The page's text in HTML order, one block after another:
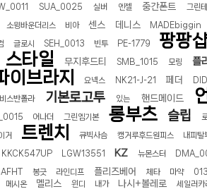
SUA_0025 실버 엔젤 중간폰트 그린
소윙바운더리스 비아 센스 데니스 MADEbiggin
글로시 SEH_0013 빈투 PE-1779 팡팡
스타일 무지후드티 SMB_1015 모링 플
이브라지 요넥스 NK21-J-21 페더
비스반폴라 기본로고투 있는 핸드메이드
어나더 그린엠기본 롱부츠 슬립
거 트렌치 큐빅사슴 캥거루후드원피스 내피탈
KKCK547UP LGW13551 KZ 뉴몬스터
봉긋 라인디프 플리즈베어 체타 마약
메시온 멜리스 윈디 내가 나시+볼레로 세일러카
- 원팡
시리즈 지포스 RTX 4060 FA607PV-QT076 -
IPS FHD - 원팡